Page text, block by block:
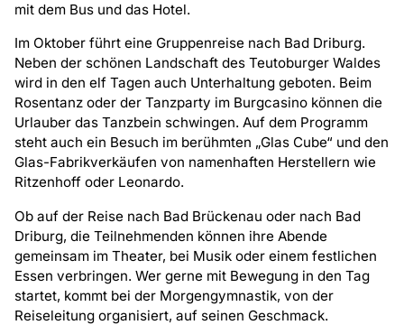
mit dem Bus und das Hotel.
Im Oktober führt eine Gruppenreise nach Bad Driburg.
Neben der schönen Landschaft des Teutoburger Waldes
wird in den elf Tagen auch Unterhaltung geboten. Beim
Rosentanz oder der Tanzparty im Burgcasino können die
Urlauber das Tanzbein schwingen. Auf dem Programm
steht auch ein Besuch im berühmten „Glas Cube“ und den
Glas-Fabrikverkäufen von namenhaften Herstellern wie
Ritzenhoff oder Leonardo.
Ob auf der Reise nach Bad Brückenau oder nach Bad
Driburg, die Teilnehmenden können ihre Abende
gemeinsam im Theater, bei Musik oder einem festlichen
Essen verbringen. Wer gerne mit Bewegung in den Tag
startet, kommt bei der Morgengymnastik, von der
Reiseleitung organisiert, auf seinen Geschmack.